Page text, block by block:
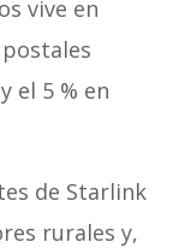
vive en
el 5 % en
de Starlink
rurales y,